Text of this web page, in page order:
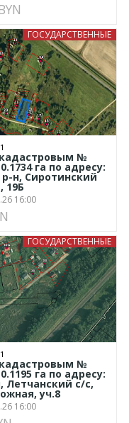
ГОСУДАРСТВЕННЫЕ
№
га по адресу:
н, Сиротинский
19Б
16:00
ГОСУДАРСТВЕННЫЕ
№
га по адресу:
Летчанский с/с,
уч.8
16:00